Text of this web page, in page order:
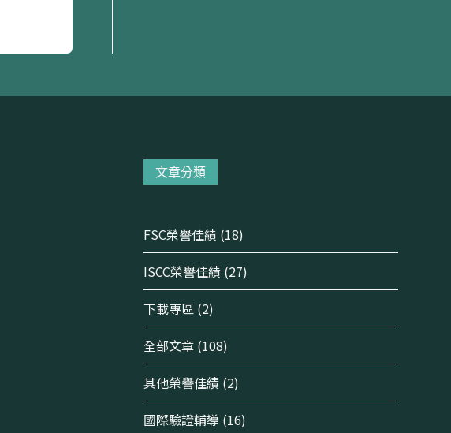
文章分類
FSC榮譽佳績(18)
ISCC榮譽佳績(27)
下載專區(2)
全部文章(108)
其他榮譽佳績(2)
國際驗證輔導 (16)